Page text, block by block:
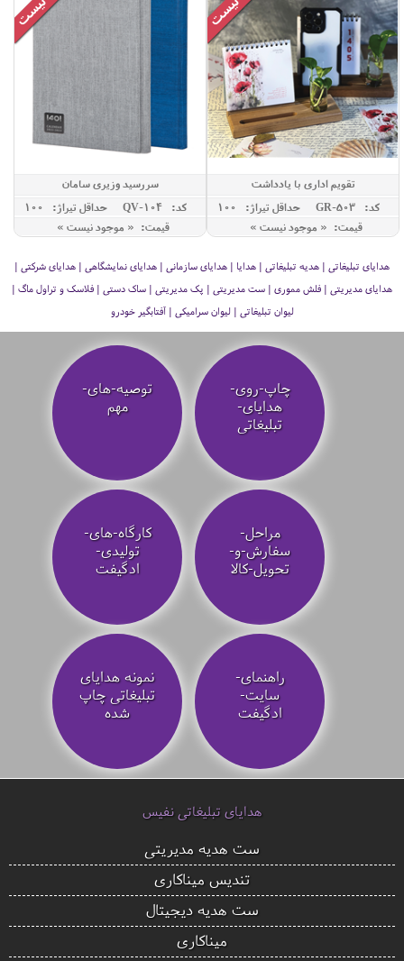
تقویم اداری با یادداشت
کد: GR-503
حداقل تيراژ: 100
قیمت: « موجود نیست »
سررسید وزیری سامان
کد: QV-104
حداقل تيراژ: 100
قیمت: « موجود نیست »
هدایای تبلیغاتی | هدیه تبلیغاتی | هدایا | هدایای سازمانی | هدایای نمایشگاهی | هدایای شرکتی |
هدایای مدیریتی | فلش مموری | ست مدیریتی | پک مدیریتی | ساک دستی | فلاسک و تراول ماگ |
لیوان تبلیغاتی | لیوان سرامیکی | آفتابگیر خودرو
چاپ-روی-
هدایای-
تبلیغاتی
توصیه‌-های-
مهم
مراحل-
سفارش-و-
تحویل-کالا
کارگاه-های-
تولیدی-
ادگیفت
راهنمای-
سایت-
ادگیفت
نمونه هدایای
تبلیغاتی چاپ
شده
هدایای تبلیغاتی نفیس
ست هدیه مدیریتی
تندیس میناکاری
ست هدیه دیجیتال
میناکاری